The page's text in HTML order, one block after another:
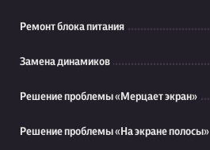
Ремонт блока питания
Замена динамиков
Решение проблемы «Мерцает экран»
Решение проблемы «На экране полосы»